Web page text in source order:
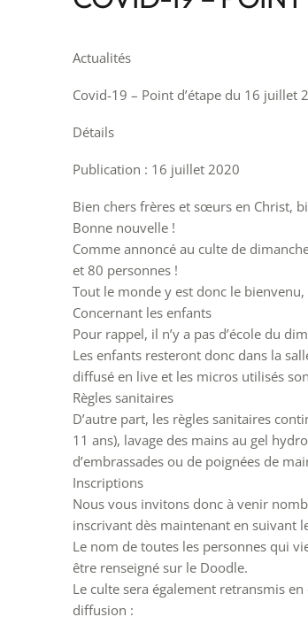
Actualités
Covid-19 – Point d’étape du 16 juillet
Détails
Publication : 16 juillet 2020
Bien chers frères et sœurs en Christ,
Bonne nouvelle !
Comme annoncé au culte de
et 80 personnes !
Tout le monde y est donc le
Concernant les enfants
Pour rappel, il n’y a pas d’école du
Les enfants resteront donc dans la
diffusé en live et les micros utilisés
Règles sanitaires
D’autre part, les règles sanitaires
11 ans), lavage des mains au gel
d’embrassades ou de poignées de
Inscriptions
Nous vous invitons donc à venir
inscrivant dès maintenant en suivant
Le nom de toutes les personnes qui
être renseigné sur le Doodle.
Le culte sera également retransmis
diffusion :